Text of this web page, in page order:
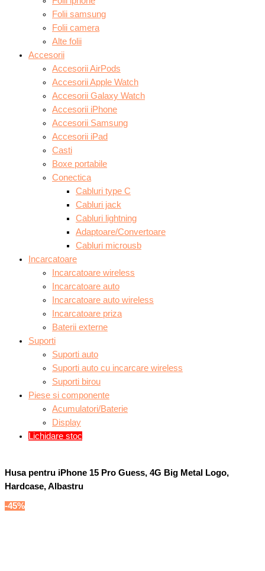
Folii samsung
Folii camera
Alte folii
Accesorii
Accesorii AirPods
Accesorii Apple Watch
Accesorii Galaxy Watch
Accesorii iPhone
Accesorii Samsung
Accesorii iPad
Casti
Boxe portabile
Conectica
Cabluri type C
Cabluri jack
Cabluri lightning
Adaptoare/Convertoare
Cabluri microusb
Incarcatoare
Incarcatoare wireless
Incarcatoare auto
Incarcatoare auto wireless
Incarcatoare priza
Baterii externe
Suporti
Suporti auto
Suporti auto cu incarcare wireless
Suporti birou
Piese si componente
Acumulatori/Baterie
Display
Lichidare stoc
Husa pentru iPhone 15 Pro Guess, 4G Big Metal Logo,
Hardcase, Albastru
-45%